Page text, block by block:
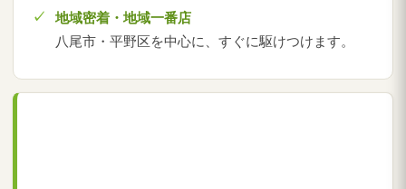
地域密着・地域一番店
八尾市・平野区を中心に、すぐに駆けつけます。